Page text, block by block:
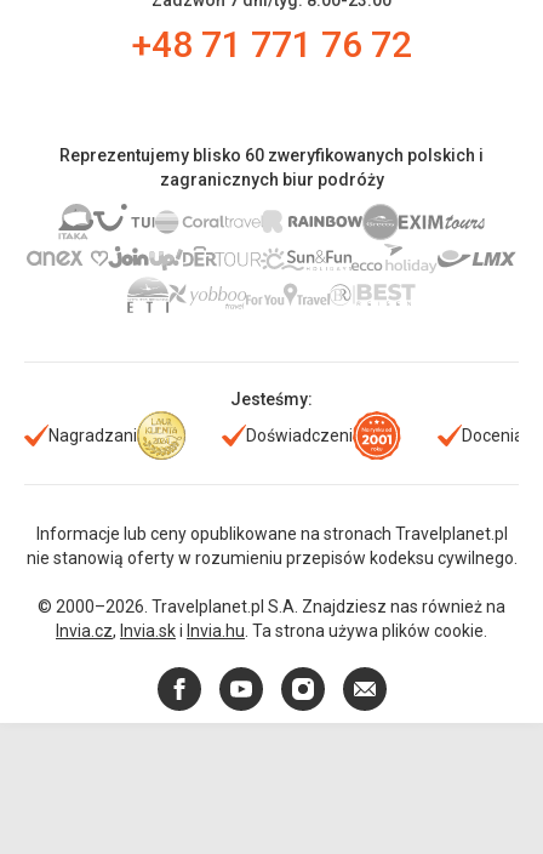
+48 71 771 76 72
Reprezentujemy blisko 60 zweryfikowanych polskich i
zagranicznych biur podróży
Jesteśmy:
Nagradzani
Doświadczeni Doceniani
Informacje lub ceny opublikowane na stronach Travelplanet.pl
nie stanowią oferty w rozumieniu przepisów kodeksu cywilnego.
© 2000–2026. Travelplanet.pl S.A. Znajdziesz nas również na
Invia.cz, Invia.ski Invia.hu . Ta strona używa plików cookie.
FacebookYouTubeInstagram
E-
mail